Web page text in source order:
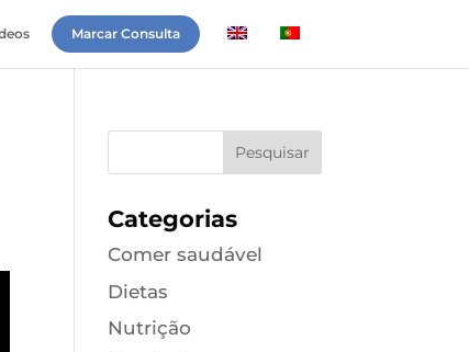
Marcar Consulta
Categorias
Comer saudável
Dietas
Nutrição